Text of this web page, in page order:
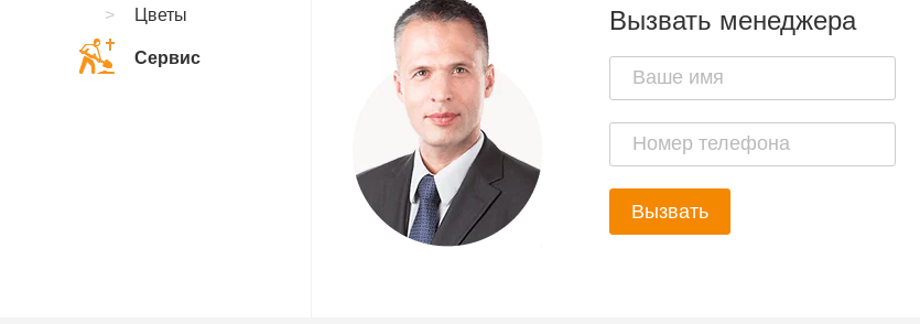
Цветы
Сервис
Вызвать менеджера
Вызвать